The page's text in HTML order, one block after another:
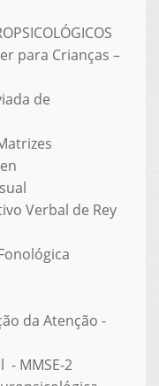
para Crianças –
de
Verbal de Rey
da Atenção -
- MMSE-2